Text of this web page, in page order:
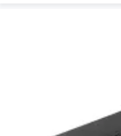
ОБЩИЕ